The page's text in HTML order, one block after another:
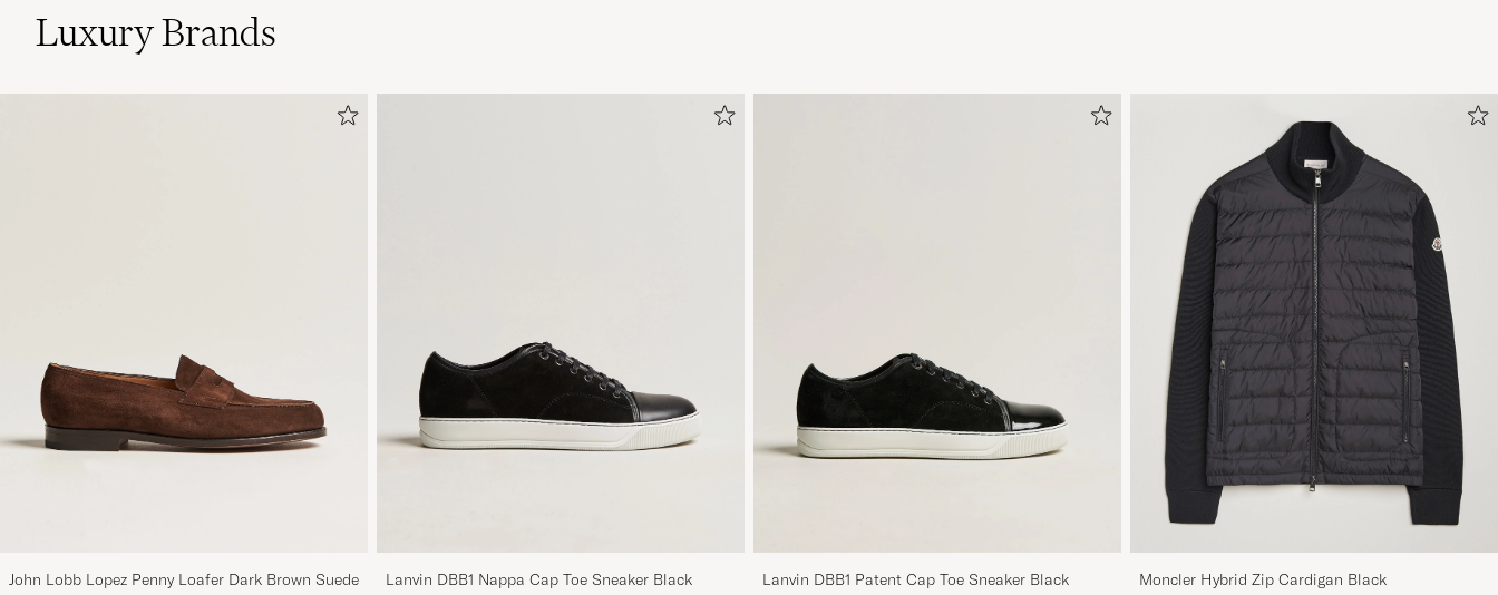
Luxury Brands
John Lobb Lopez Penny Loafer Dark Brown Suede
Lanvin DBB1 Nappa Cap Toe Sneaker Black
Lanvin DBB1 Patent Cap Toe Sneaker Black
Moncler Hybrid Zip Cardigan Black